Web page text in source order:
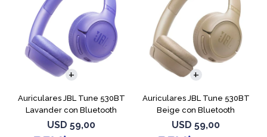
Auriculares JBL Tune 530BT
Lavander con Bluetooth
USD 59,00
Auriculares JBL Tune 530BT
Beige con Bluetooth
USD 59,00